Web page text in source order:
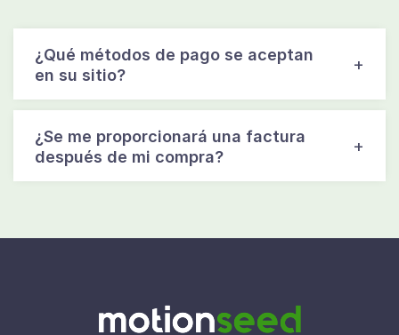
¿Qué métodos de pago se aceptan
en su sitio?
¿Se me proporcionará una factura
después de mi compra?